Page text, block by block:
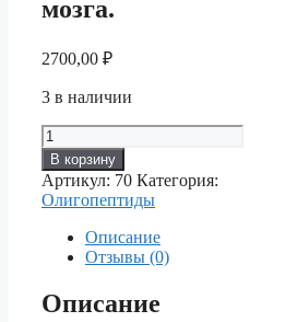
мозга.
2700,00 ₽
3 в наличии
Количество
товара
ОЛИГОПЕПТИДЫ
№15
—
Для
лечения
болезней
ЦНС,
головного
В корзину
Артикул: 70 Категория:
Олигопептиды
Описание
Отзывы (0)
Описание